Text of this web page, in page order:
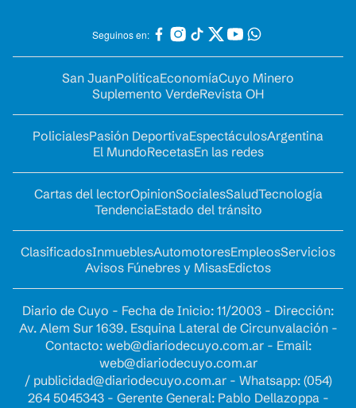
Seguinos en:
San JuanPolíticaEconomíaCuyo Minero
Suplemento VerdeRevista OH
PolicialesPasión DeportivaEspectáculosArgentina
El MundoRecetasEn las redes
Cartas del lectorOpinionSocialesSaludTecnología
TendenciaEstado del tránsito
ClasificadosInmueblesAutomotoresEmpleosServicios
Avisos Fúnebres y MisasEdictos
Diario de Cuyo - Fecha de Inicio: 11/2003 - Dirección:
Av. Alem Sur 1639. Esquina Lateral de Circunvalación -
Contacto: web@diariodecuyo.com.ar- Email:
web@diariodecuyo.com.ar
/ publicidad@diariodecuyo.com.ar- Whatsapp: (054)
264 5045343 - Gerente General: Pablo Dellazoppa -